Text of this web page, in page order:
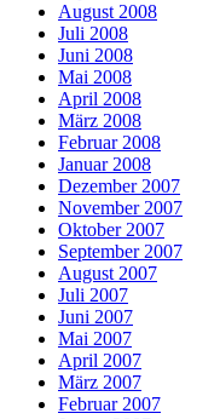
August 2008
Juli 2008
Juni 2008
Mai 2008
April 2008
März 2008
Februar 2008
Januar 2008
Dezember 2007
November 2007
Oktober 2007
September 2007
August 2007
Juli 2007
Juni 2007
Mai 2007
April 2007
März 2007
Februar 2007